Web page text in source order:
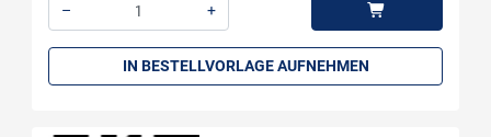
–
+
IN BESTELLVORLAGE AUFNEHMEN